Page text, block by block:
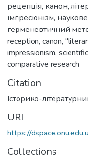
рецепція, канон,
імпресіонізм,
герменевтичний
reception, canon,
impressionism,
comparative research
Citation
Історико-
URI
https://
Collections